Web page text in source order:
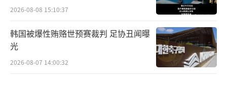
2026-08-08 15:10:37
韩国被爆性贿赂世预赛裁判 足协丑闻曝
光
2026-08-07 14:00:32